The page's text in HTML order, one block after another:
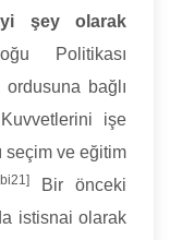
iyi şey olarak
Politikası
bağlı
işe
seçim ve eğitim
Bir önceki
istisnai olarak